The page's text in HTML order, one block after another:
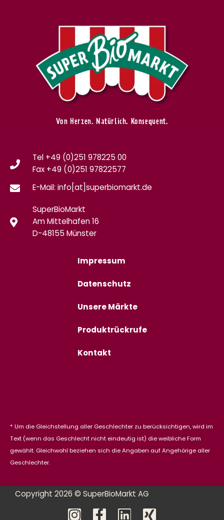
Von Herzen. Natürlich. Konsequent.
Tel +49 (0)251 978225 00
Fax +49 (0)251 97822577
E-Mail: info[at]superbiomarkt.de
SuperBioMarkt
Am Mittelhafen 16
D-48155 Münster
Impressum
Datenschutz
Unsere Märkte
Produktrückrufe
Kontakt
* Um die Gleichstellung aller Geschlechter zu berücksichtigen, wird im
Text (wenn das Geschlecht nicht eindeutig ist) die weibliche Form
gewählt. Gleichwohl beziehen sich die Angaben auf Angehörige aller
Geschlechter.
Copyright 2026 © SuperBioMarkt AG